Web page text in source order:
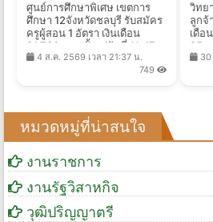
ศูนย์การศึกษาพิเศษ เขตการ
ศึกษา 12จังหวัดชลบุรี รับสมัคร
ครูผู้สอน 1 อัตรา เงินเดือน
21,780 บาท ตั้งแต่วันที่ 11-17
ส.ค. 2569
4 ส.ค. 2569 เวลา 21:37 น.
749
วิทย
ลูกจ้
เดือ
25
30
หมวดหมู่ที่น่าสนใจ
งานราชการ
งานรัฐวิสาหกิจ
วุฒิปริญญาตรี